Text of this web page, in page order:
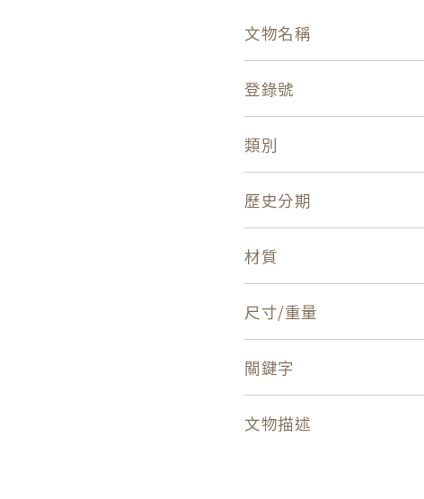
文物名稱
登錄號
類別
歷史分期
材質
尺寸/重量
關鍵字
文物描述